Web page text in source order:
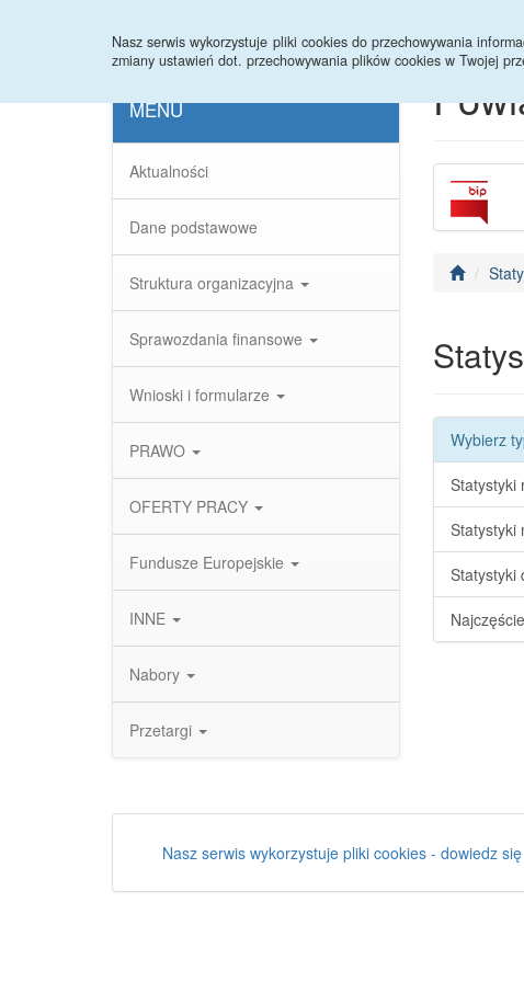
Nasz serwis wykorzystuje pliki cookies do przechowywania
zmiany ustawień dot. przechowywania plików cookies w Twojej
MENU
Aktualności
Dane podstawowe
Struktura organizacyjna
Sprawozdania finansowe
Wnioski i formularze
PRAWO
OFERTY PRACY
Fundusze Europejskie
INNE
Nabory
Przetargi
Wybierz
Statystyki
Statystyki
Statystyki
Nasz serwis wykorzystuje pliki cookies - dowiedz